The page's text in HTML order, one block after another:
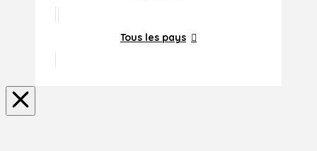
Tous les pays